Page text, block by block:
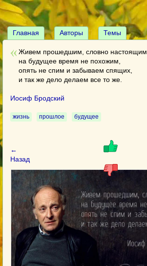
Главная Авторы Темы
Живем прошедшим, словно настоящим,
на будущее время не похожим,
опять не спим и забываем спящих,
и так же дело делаем все то же.
Иосиф Бродский
жизнь прошлое будущее
←
Назад